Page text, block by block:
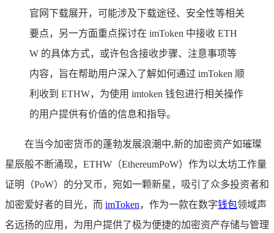
官网下载展开，可能涉及下载途径、安全性等相关
要点，另一方面重点探讨在 imToken 中接收 ETH
W 的具体方式，或许包含接收步骤、注意事项等
内容，旨在帮助用户深入了解如何通过 imToken 顺
利收到 ETHW，为使用 imtoken 钱包进行相关操作
的用户提供有价值的信息和指导。
在当今加密货币的蓬勃发展浪潮中,新的加密资产如璀璨
星辰般不断涌现，ETHW（EthereumPoW）作为以太坊工作量
证明（PoW）的分叉币，宛如一颗新星，吸引了众多投资者和
加密爱好者的目光，而 imToken，作为一款在数字钱包领域声
名远扬的应用，为用户提供了极为便捷的加密资产存储与管理